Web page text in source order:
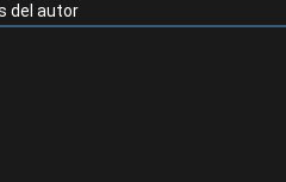
del autor